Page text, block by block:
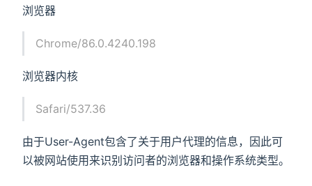
浏览器
Chrome/86.0.4240.198
浏览器内核
Safari/537.36
由于User-Agent包含了关于用户代理的信息，因此可
以被网站使用来识别访问者的浏览器和操作系统类型。